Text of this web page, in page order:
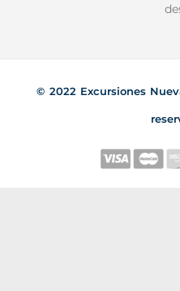
© 2022 Excursiones